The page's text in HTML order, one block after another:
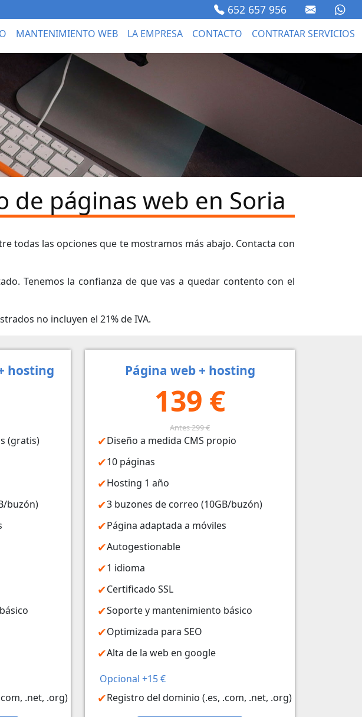
652 657 956
MANTENIMIENTO WEB LA EMPRESA CONTACTO CONTRATAR SERVICIOS
de páginas web en Soria
todas las opciones que te mostramos más abajo. Contacta con
Tenemos la confianza de que vas a quedar contento con el
no incluyen el 21% de IVA.
hosting
(gratis)
buzón)
.net, .org)
Página web + hosting
139 €
Antes 299 €
Diseño a medida CMS propio
10 páginas
Hosting 1 año
3 buzones de correo (10GB/buzón)
Página adaptada a móviles
Autogestionable
1 idioma
Certificado SSL
Soporte y mantenimiento básico
Optimizada para SEO
Alta de la web en google
Opcional +15 €
Registro del dominio (.es, .com, .net, .org)